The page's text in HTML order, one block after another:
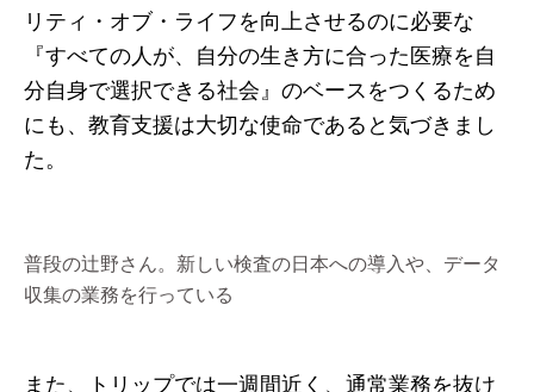
リティ・オブ・ライフを向上させるのに必要な
『すべての人が、自分の生き方に合った医療を自
分自身で選択できる社会』のベースをつくるため
にも、教育支援は大切な使命であると気づきまし
た。
普段の辻野さん。新しい検査の日本への導入や、データ
収集の業務を行っている
また、トリップでは一週間近く、通常業務を抜け